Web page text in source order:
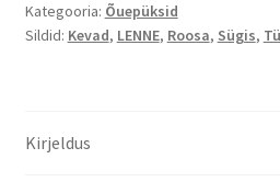
kogus
Kategooria: Õuepüksid
Sildid: Kevad, LENNE, Roosa, Sügis,
Kirjeldus